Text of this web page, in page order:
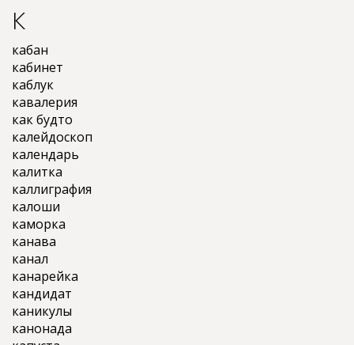
К
кабан
кабинет
каблук
кавалерия
как будто
калейдоскоп
календарь
калитка
каллиграфия
калоши
каморка
канава
канал
канарейка
кандидат
каникулы
канонада